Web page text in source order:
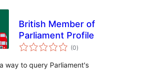
British Member of
Parliament Profile
(0arvosanat
yhteensä
)
way to query Parliament's